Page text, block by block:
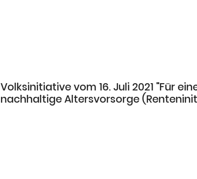
Volksinitiative vom 16. Juli 2021 "Für
nachhaltige Altersvorsorge